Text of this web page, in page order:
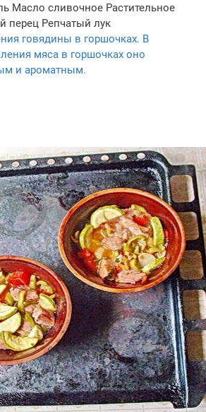
Масло сливочное Растительное
перец Репчатый лук
говядины в горшочках. В
мяса в горшочках оно
и ароматным.